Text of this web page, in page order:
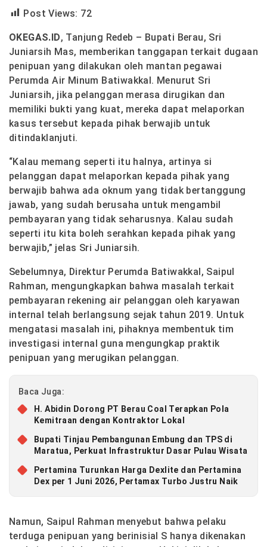
Post Views: 72
OKEGAS.ID, Tanjung Redeb – Bupati Berau, Sri
Juniarsih Mas, memberikan tanggapan terkait dugaan
penipuan yang dilakukan oleh mantan pegawai
Perumda Air Minum Batiwakkal. Menurut Sri
Juniarsih, jika pelanggan merasa dirugikan dan
memiliki bukti yang kuat, mereka dapat melaporkan
kasus tersebut kepada pihak berwajib untuk
ditindaklanjuti.
“Kalau memang seperti itu halnya, artinya si
pelanggan dapat melaporkan kepada pihak yang
berwajib bahwa ada oknum yang tidak bertanggung
jawab, yang sudah berusaha untuk mengambil
pembayaran yang tidak seharusnya. Kalau sudah
seperti itu kita boleh serahkan kepada pihak yang
berwajib,” jelas Sri Juniarsih.
Sebelumnya, Direktur Perumda Batiwakkal, Saipul
Rahman, mengungkapkan bahwa masalah terkait
pembayaran rekening air pelanggan oleh karyawan
internal telah berlangsung sejak tahun 2019. Untuk
mengatasi masalah ini, pihaknya membentuk tim
investigasi internal guna mengungkap praktik
penipuan yang merugikan pelanggan.
Baca Juga:
H. Abidin Dorong PT Berau Coal Terapkan Pola
Kemitraan dengan Kontraktor Lokal
Bupati Tinjau Pembangunan Embung dan TPS di
Maratua, Perkuat Infrastruktur Dasar Pulau Wisata
Pertamina Turunkan Harga Dexlite dan Pertamina
Dex per 1 Juni 2026, Pertamax Turbo Justru Naik
Namun, Saipul Rahman menyebut bahwa pelaku
terduga penipuan yang berinisial S hanya dikenakan